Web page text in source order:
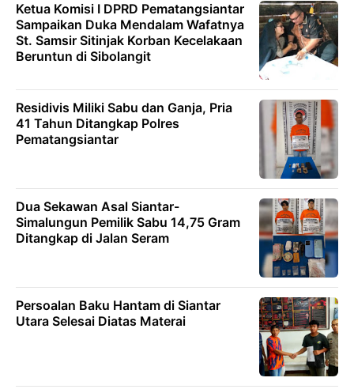
Ketua Komisi I DPRD Pematangsiantar
Sampaikan Duka Mendalam Wafatnya
St. Samsir Sitinjak Korban Kecelakaan
Beruntun di Sibolangit
Residivis Miliki Sabu dan Ganja, Pria
41 Tahun Ditangkap Polres
Pematangsiantar
Dua Sekawan Asal Siantar-
Simalungun Pemilik Sabu 14,75 Gram
Ditangkap di Jalan Seram
Persoalan Baku Hantam di Siantar
Utara Selesai Diatas Materai